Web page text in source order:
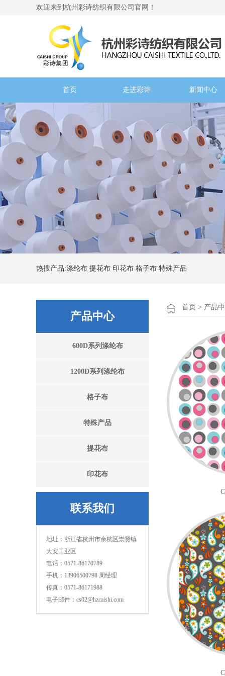
欢迎来到杭州彩诗纺织有限公司官网！
首页 走进彩诗 新闻中心
热搜产品:涤纶布 提花布 印花布 格子布 特殊产品
产品中心
600D系列涤纶布
1200D系列涤纶布
格子布
特殊产品
提花布
印花布
联系我们
地址：浙江省杭州市余杭区崇贤镇
大安工业区
电话：0571-86170789
手机：13906500798 周经理
传真：0571-86171988
电子邮件：cs02@hzcaishi.com
首页 > 产品